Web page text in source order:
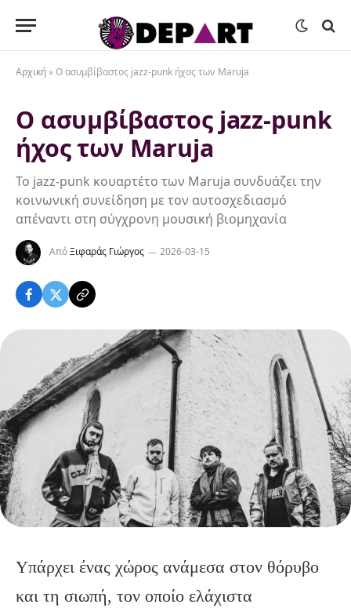
Αρχική »Ο ασυμβίβαστος jazz-punk ήχος των Maruja
Ο ασυμβίβαστος jazz-punk
ήχος των Maruja
Το jazz-punk κουαρτέτο των Maruja συνδυάζει την
κοινωνική συνείδηση με τον αυτοσχεδιασμό
απέναντι στη σύγχρονη μουσική βιομηχανία
ΑπόΞιφαράς Γιώργος 2026-03-15
Υπάρχει ένας χώρος ανάμεσα στον θόρυβο
και τη σιωπή, τον οποίο ελάχιστα